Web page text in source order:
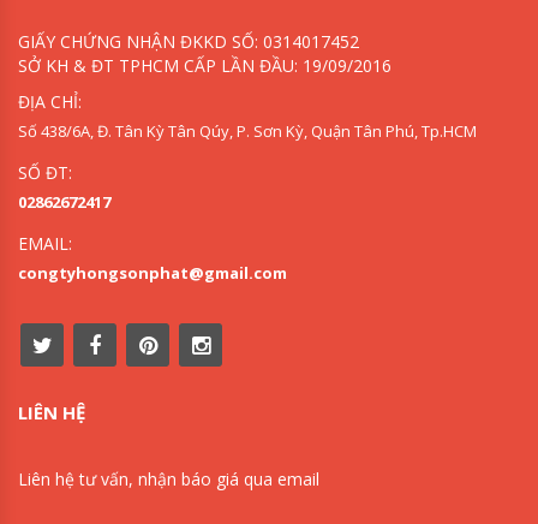
GIẤY CHỨNG NHẬN ĐKKD SỐ: 0314017452
SỞ KH & ĐT TPHCM CẤP LẦN ĐẦU: 19/09/2016
ĐỊA CHỈ:
Số 438/6A, Đ. Tân Kỳ Tân Qúy, P. Sơn Kỳ, Quận Tân Phú, Tp.HCM
SỐ ĐT:
02862672417
EMAIL:
congtyhongsonphat@gmail.com
LIÊN HỆ
Liên hệ tư vấn, nhận báo giá qua email